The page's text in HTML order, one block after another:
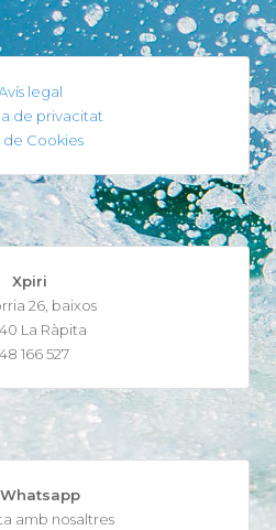
legal
de privacitat
de Cookies
Xpiri
26, baixos
La Ràpita
166 527
Whatsapp
amb nosaltres